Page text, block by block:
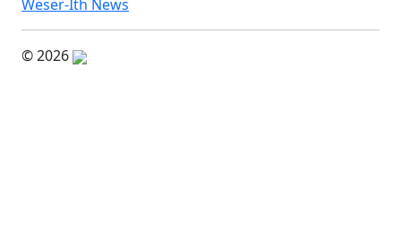
Weser-Ith News
© 2026